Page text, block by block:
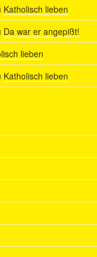
Katholisch lieben
Da war er angepißt!
lieben
Katholisch lieben